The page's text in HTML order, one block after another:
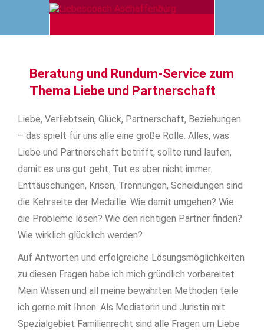
Beratung und Rundum-Service zum
Thema Liebe und Partnerschaft
Liebe, Verliebtsein, Glück, Partnerschaft, Beziehungen
– das spielt für uns alle eine große Rolle. Alles, was
Liebe und Partnerschaft betrifft, sollte rund laufen,
damit es uns gut geht. Tut es aber nicht immer.
Enttäuschungen, Krisen, Trennungen, Scheidungen sind
die Kehrseite der Medaille. Wie damit umgehen? Wie
die Probleme lösen? Wie den richtigen Partner finden?
Wie wirklich glücklich werden?
Auf Antworten und erfolgreiche Lösungsmöglichkeiten
zu diesen Fragen habe ich mich gründlich vorbereitet.
Mein Wissen und all meine bewährten Methoden teile
ich gerne mit Ihnen. Als Mediatorin und Juristin mit
Spezialgebiet Familienrecht sind alle Fragen um Liebe